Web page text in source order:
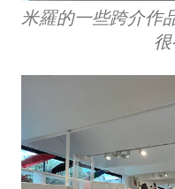
米羅的一些跨介作